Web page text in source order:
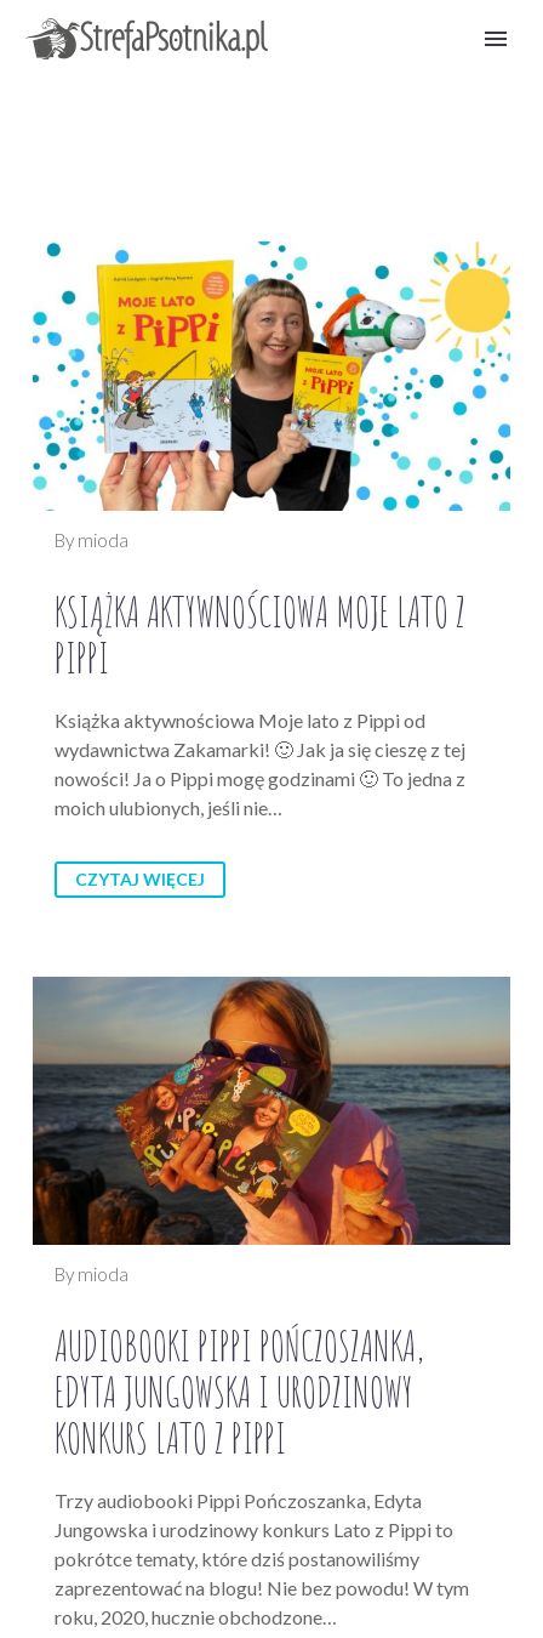
By mioda
KSIĄŻKA AKTYWNOŚCIOWA MOJE LATO Z
PIPPI
Książka aktywnościowa Moje lato z Pippi od
wydawnictwa Zakamarki! 🙂 Jak ja się cieszę z tej
nowości! Ja o Pippi mogę godzinami 🙂 To jedna z
moich ulubionych, jeśli nie…
CZYTAJ WIĘCEJ
By mioda
AUDIOBOOKI PIPPI POŃCZOSZANKA,
EDYTA JUNGOWSKA I URODZINOWY
KONKURS LATO Z PIPPI
Trzy audiobooki Pippi Pończoszanka, Edyta
Jungowska i urodzinowy konkurs Lato z Pippi to
pokrótce tematy, które dziś postanowiliśmy
zaprezentować na blogu! Nie bez powodu! W tym
roku, 2020, hucznie obchodzone…